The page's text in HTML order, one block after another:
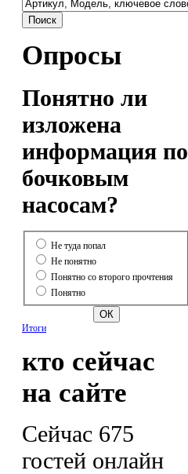
Опросы
Понятно ли
изложена
информация по
бочковым
насосам?
Не туда попал
Не понятно
Понятно со второго прочтения
Понятно
Итоги
кто сейчас
на сайте
Сейчас 675
гостей онлайн